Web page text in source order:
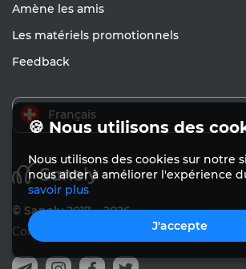
Amène les amis
Les matériels promotionnels
Feedback
Français
© Sanely 2017 – 2026
Conditions d'utilisation
🍪 Nous utilisons des
Nous utilisons des cookies sur notre
nous aider à améliorer l'expérience
savoir plus
J'accepte